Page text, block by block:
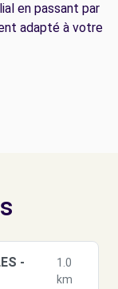
en passant par
adapté à votre
-
1.0
km